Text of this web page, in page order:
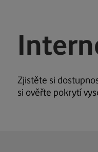
Zjistěte si
si ověřte pokrytí